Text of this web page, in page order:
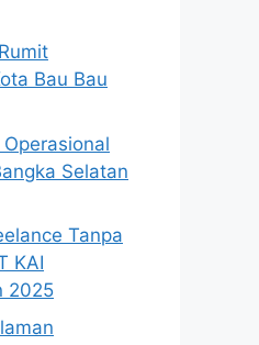
Bau Bau
Selatan
Tanpa
KAI
2025